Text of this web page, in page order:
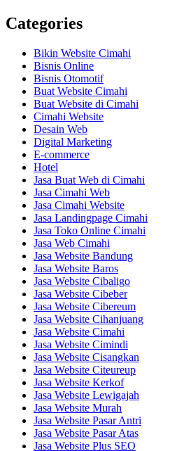
Categories
Bikin Website Cimahi
Bisnis Online
Bisnis Otomotif
Buat Website Cimahi
Buat Website di Cimahi
Cimahi Website
Desain Web
Digital Marketing
E-commerce
Hotel
Jasa Buat Web di Cimahi
Jasa Cimahi Web
Jasa Cimahi Website
Jasa Landingpage Cimahi
Jasa Toko Online Cimahi
Jasa Web Cimahi
Jasa Website Bandung
Jasa Website Baros
Jasa Website Cibaligo
Jasa Website Cibeber
Jasa Website Cibereum
Jasa Website Cihanjuang
Jasa Website Cimahi
Jasa Website Cimindi
Jasa Website Cisangkan
Jasa Website Citeureup
Jasa Website Kerkof
Jasa Website Lewigajah
Jasa Website Murah
Jasa Website Pasar Antri
Jasa Website Pasar Atas
Jasa Website Plus SEO